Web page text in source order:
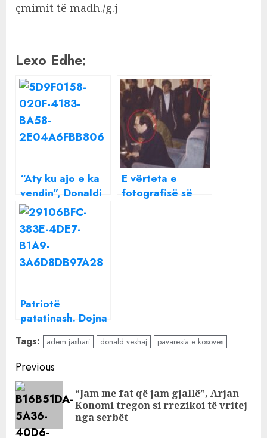
çmimit të madh./g.j
Lexo Edhe:
“Aty ku ajo e ka
vendin”, Donaldi
shkon në Prekaz
për ta dërguar
portretin e Adem
Jasharit
E vërteta e
fotografisë së
Patriotë
patatinash. Dojna
Mema revoltohet
me të gjithë ata
që uruan sot
Pavarësinë!
Tags: adem jashari donald veshaj pavaresia e kosoves
Continue
Reading
Previous
“Jam me fat që jam gjallë”, Arjan
Konomi tregon si rrezikoi të vritej
nga serbët